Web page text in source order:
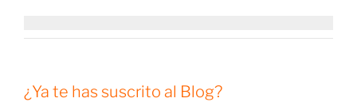
¿Ya te has suscrito al Blog?